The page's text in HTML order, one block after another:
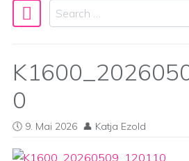
Main Navigation
Search
0
9. Mai 2026 Katja Ezold